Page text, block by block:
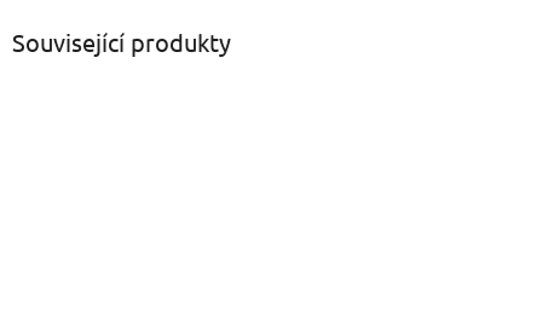
Související produkty